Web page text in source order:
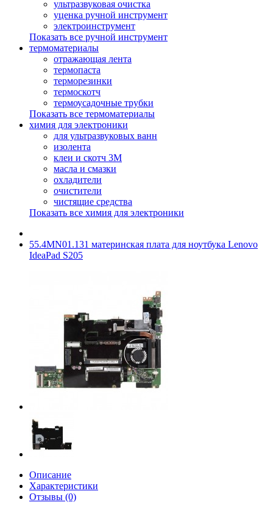
ультразвуковая очистка
уценка ручной инструмент
электроинструмент
Показать все ручной инструмент
термоматериалы
отражающая лента
термопаста
терморезинки
термоскотч
термоусадочные трубки
Показать все термоматериалы
химия для электроники
для ультразвуковых ванн
изолента
клеи и скотч 3М
масла и смазки
охладители
очистители
чистящие средства
Показать все химия для электроники
55.4MN01.131 материнская плата для ноутбука Lenovo
IdeaPad S205
Описание
Характеристики
Отзывы (0)